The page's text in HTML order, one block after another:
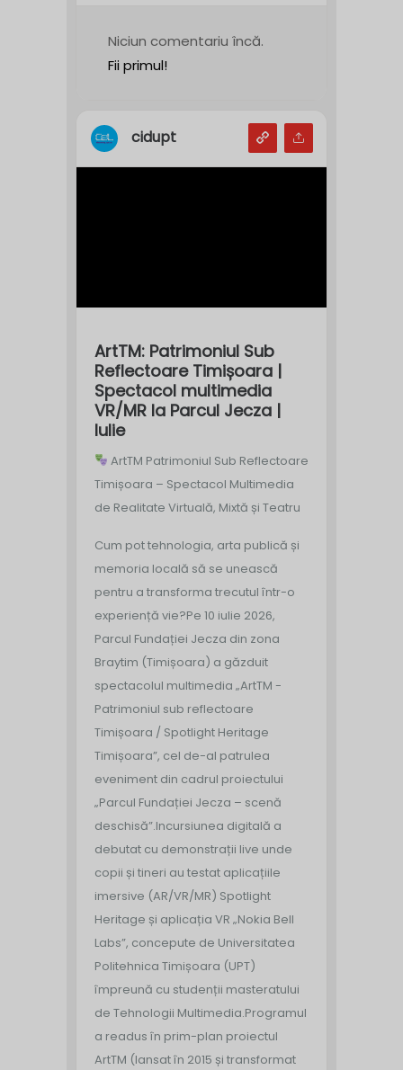
Niciun comentariu încă.
Fii primul!
cidupt
ArtTM: Patrimoniul Sub
Reflectoare Timișoara |
Spectacol multimedia
VR/MR la Parcul Jecza |
Iulie
ArtTM Patrimoniul Sub Reflectoare
Timișoara – Spectacol Multimedia
de Realitate Virtuală, Mixtă și Teatru
Cum pot tehnologia, arta publică și
memoria locală să se unească
pentru a transforma trecutul într-o
experiență vie?Pe 10 iulie 2026,
Parcul Fundației Jecza din zona
Braytim (Timișoara) a găzduit
spectacolul multimedia „ArtTM -
Patrimoniul sub reflectoare
Timișoara / Spotlight Heritage
Timișoara”, cel de-al patrulea
eveniment din cadrul proiectului
„Parcul Fundației Jecza – scenă
deschisă”.Incursiunea digitală a
debutat cu demonstrații live unde
copii și tineri au testat aplicațiile
imersive (AR/VR/MR) Spotlight
Heritage și aplicația VR „Nokia Bell
Labs”, concepute de Universitatea
Politehnica Timișoara (UPT)
împreună cu studenții masteratului
de Tehnologii Multimedia.Programul
a readus în prim-plan proiectul
ArtTM (lansat în 2015 și transformat